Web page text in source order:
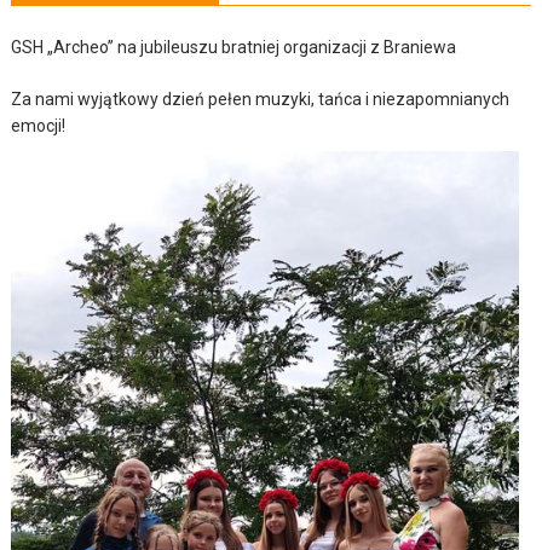
GSH „Archeo” na jubileuszu bratniej organizacji z Braniewa
Za nami wyjątkowy dzień pełen muzyki, tańca i niezapomnianych
emocji!